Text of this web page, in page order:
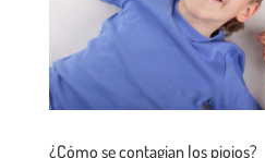
¿Cómo se contagian los piojos?